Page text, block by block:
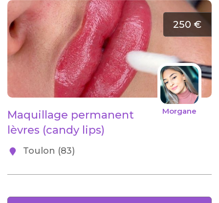
250 €
Morgane
Maquillage permanent
lèvres (candy lips)
Toulon (83)